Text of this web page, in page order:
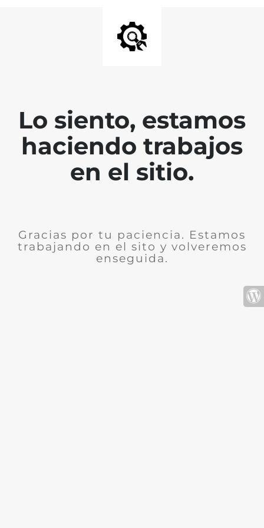
Lo siento, estamos
haciendo trabajos
en el sitio.
Gracias por tu paciencia. Estamos
trabajando en el sito y volveremos
enseguida.